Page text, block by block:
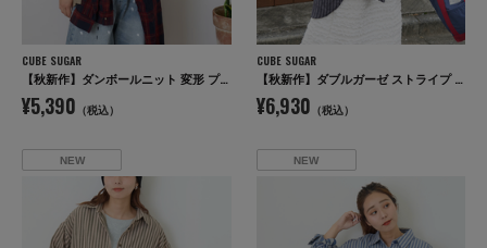
CUBE SUGAR
【秋新作】ダンボールニット 変形 プルオーバー
¥5,390 （税込）
CUBE SUGAR
【秋新作】ダブルガーゼ ストライプ ビッグシャツ
¥6,930 （税込）
NEW NEW